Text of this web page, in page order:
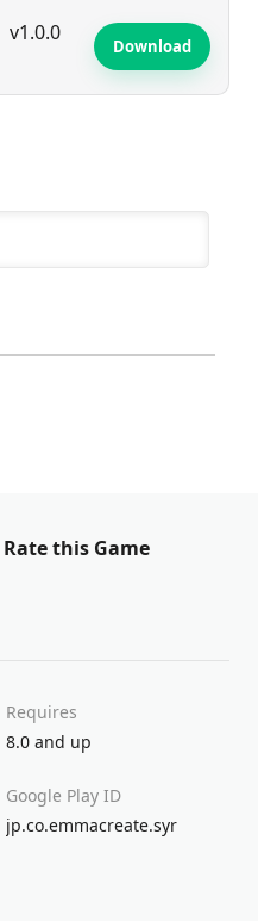
v1.0.0
Download
Rate this Game
Requires
8.0 and up
Google Play ID
jp.co.emmacreate.syr